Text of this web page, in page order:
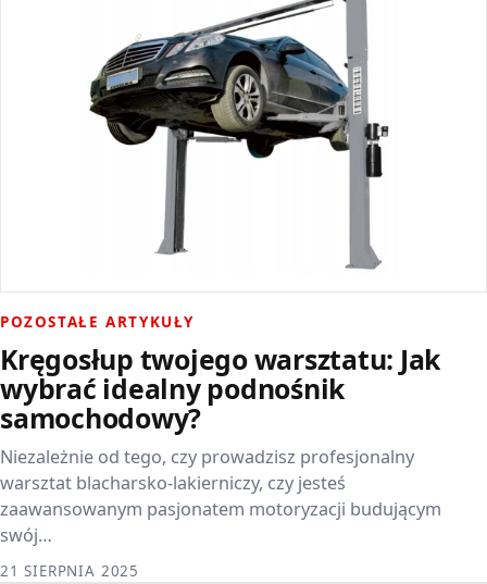
POZOSTAŁE ARTYKUŁY
Kręgosłup twojego warsztatu: Jak
wybrać idealny podnośnik
samochodowy?
Niezależnie od tego, czy prowadzisz profesjonalny
warsztat blacharsko-lakierniczy, czy jesteś
zaawansowanym pasjonatem motoryzacji budującym
swój…
21 SIERPNIA 2025